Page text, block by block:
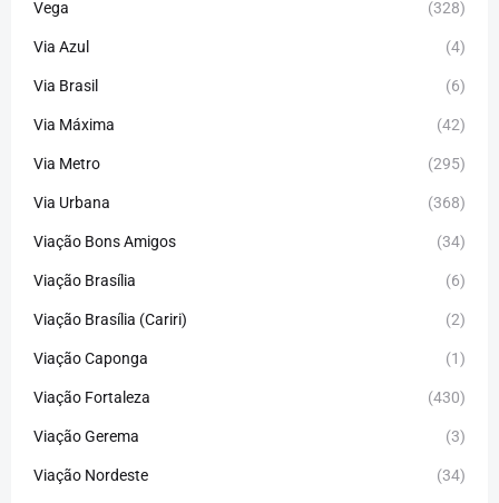
Vega (328)
Via Azul (4)
Via Brasil (6)
Via Máxima (42)
Via Metro (295)
Via Urbana (368)
Viação Bons Amigos (34)
Viação Brasília (6)
Viação Brasília (Cariri) (2)
Viação Caponga (1)
Viação Fortaleza (430)
Viação Gerema (3)
Viação Nordeste (34)